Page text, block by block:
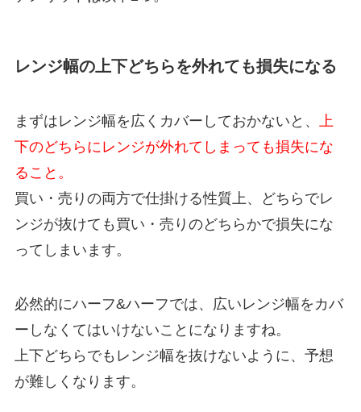
レンジ幅の上下どちらを外れても損失になる
まずはレンジ幅を広くカバーしておかないと、
上
下のどちらにレンジが外れてしまっても損失にな
ること。
買い・売りの両方で仕掛ける性質上、どちらでレ
ンジが抜けても買い・売りのどちらかで損失にな
ってしまいます。
必然的にハーフ&ハーフでは、広いレンジ幅をカバ
ーしなくてはいけないことになりますね。
上下どちらでもレンジ幅を抜けないように、予想
が難しくなります。